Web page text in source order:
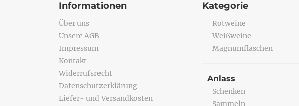
Informationen
Über uns
Unsere AGB
Impressum
Kontakt
Widerrufsrecht
Datenschutzerklärung
Liefer- und Versandkosten
Kategorie
Rotweine
Weißweine
Magnumflaschen
Anlass
Schenken
Sammeln